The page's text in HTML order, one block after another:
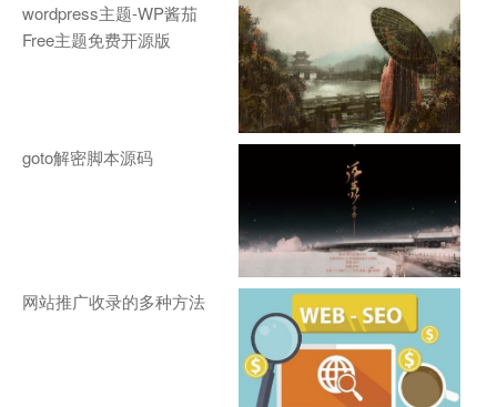
wordpress主题-WP酱茄
Free主题免费开源版
goto解密脚本源码
网站推广收录的多种方法